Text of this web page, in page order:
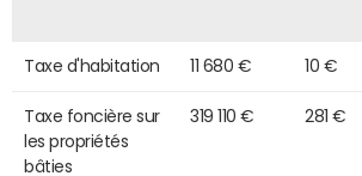
Taxe d'habitation 11 680 € 10 €
Taxe foncière sur
les propriétés
bâties
319 110 € 281 €